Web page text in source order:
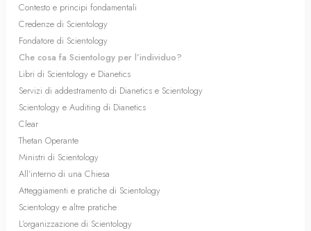
Contesto e principi fondamentali
Credenze di Scientology
Fondatore di Scientology
Che cosa fa Scientology per l’individuo?
Libri di Scientology e Dianetics
Servizi di addestramento di Dianetics e Scientology
Scientology e Auditing di Dianetics
Clear
Thetan Operante
Ministri di Scientology
All’interno di una Chiesa
Atteggiamenti e pratiche di Scientology
Scientology e altre pratiche
L’organizzazione di Scientology